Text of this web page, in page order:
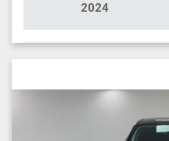
2024